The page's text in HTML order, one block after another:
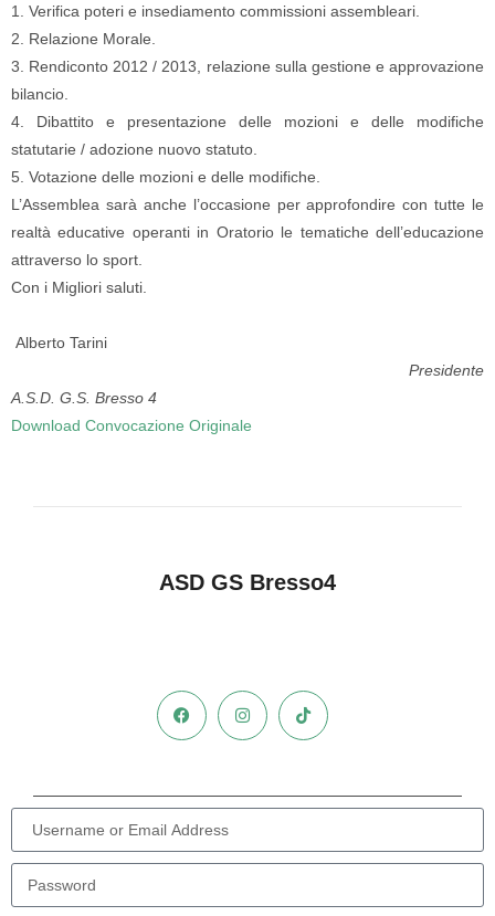
1. Verifica poteri e insediamento commissioni assembleari.
2. Relazione Morale.
3. Rendiconto 2012 / 2013, relazione sulla gestione e approvazione
bilancio.
4. Dibattito e presentazione delle mozioni e delle modifiche
statutarie / adozione nuovo statuto.
5. Votazione delle mozioni e delle modifiche.
L’Assemblea sarà anche l’occasione per approfondire con tutte le
realtà educative operanti in Oratorio le tematiche dell’educazione
attraverso lo sport.
Con i Migliori saluti.
Alberto Tarini
Presidente
A.S.D. G.S. Bresso 4
Download Convocazione Originale
ASD GS Bresso4